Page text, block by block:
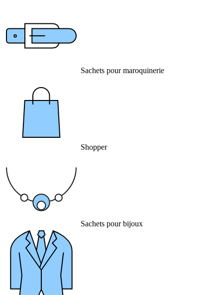
Sachets pour maroquinerie
Shopper
Sachets pour bijoux